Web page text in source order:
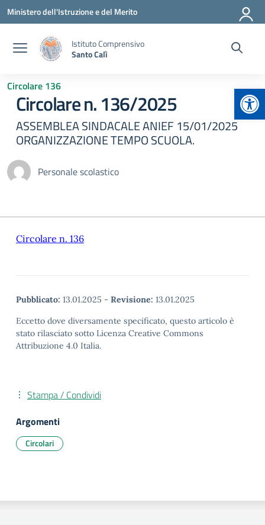
Vai ai contenuti
Vai al menu di navigazione
Vai al footer
Ministero dell'Istruzione e del Merito
Istituto Comprensivo
Santo Calì
Circolare 136
Circolare n. 136/2025
ASSEMBLEA SINDACALE ANIEF 15/01/2025
ORGANIZZAZIONE TEMPO SCUOLA.
Personale scolastico
Circolare n. 136
Pubblicato: 13.01.2025 - Revisione: 13.01.2025
Eccetto dove diversamente specificato, questo articolo è
stato rilasciato sotto Licenza Creative Commons
Attribuzione 4.0 Italia.
Stampa / Condividi
Argomenti
Circolari